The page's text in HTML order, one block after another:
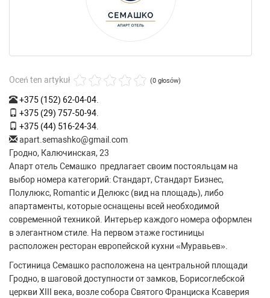
Oceń ten artykuł (0 głosów)
+375 (152) 62-04-04
+375 (29) 757-50-94
+375 (44) 516-24-34
apart.semashko@gmail.com
Гродно, Калючинская, 23
Апарт отель Семашко предлагает своим постояльцам на
выбор номера категорий: Стандарт, Стандарт Бизнес,
Полулюкс, Romantic и Делюкс (вид на площадь), либо
апартаменты, которые оснащены всей необходимой
современной техникой. Интерьер каждого номера оформлен
в элегантном стиле. На первом этаже гостиницы
расположен ресторан европейской кухни «Муравьев».
Гостиница Семашко расположена на центральной площади
Гродно, в шаговой доступности от замков, Борисоглебской
церкви XIII века, возле собора Святого Франциска Ксаверия